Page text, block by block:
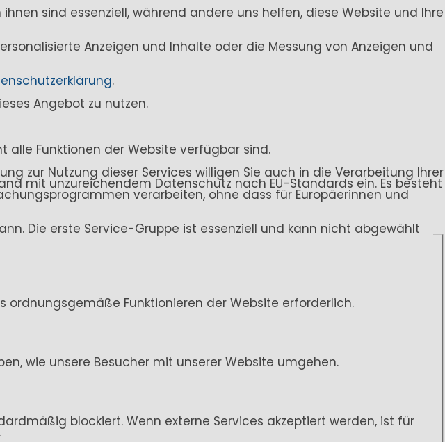
sind essenziell, während andere uns helfen, diese Website und Ihre
Anzeigen und Inhalte oder die Messung von Anzeigen und
.
Angebot zu nutzen.
Funktionen der Website verfügbar sind.
zur Nutzung dieser Services willigen Sie auch in die Verarbeitung Ihrer
mit unzureichendem Datenschutz nach EU-Standards ein. Es besteht
verarbeiten, ohne dass für Europäerinnen und
Die erste Service-Gruppe ist essenziell und kann nicht abgewählt
ordnungsgemäße Funktionieren der Website erforderlich.
wie unsere Besucher mit unserer Website umgehen.
blockiert. Wenn externe Services akzeptiert werden, ist für